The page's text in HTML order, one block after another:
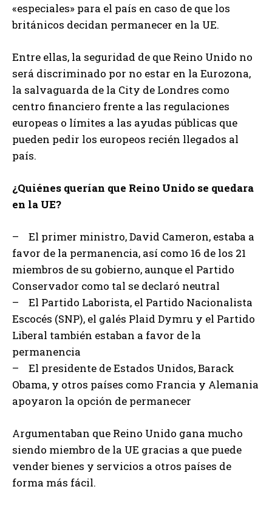
«especiales» para el país en caso de que los
británicos decidan permanecer en la UE.
Entre ellas, la seguridad de que Reino Unido no
será discriminado por no estar en la Eurozona,
la salvaguarda de la City de Londres como
centro financiero frente a las regulaciones
europeas o límites a las ayudas públicas que
pueden pedir los europeos recién llegados al
país.
¿Quiénes querían que Reino Unido se quedara
en la UE?
– El primer ministro, David Cameron, estaba a
favor de la permanencia, así como 16 de los 21
miembros de su gobierno, aunque el Partido
Conservador como tal se declaró neutral
– El Partido Laborista, el Partido Nacionalista
Escocés (SNP), el galés Plaid Dymru y el Partido
Liberal también estaban a favor de la
permanencia
– El presidente de Estados Unidos, Barack
Obama, y otros países como Francia y Alemania
apoyaron la opción de permanecer
Argumentaban que Reino Unido gana mucho
siendo miembro de la UE gracias a que puede
vender bienes y servicios a otros países de
forma más fácil.